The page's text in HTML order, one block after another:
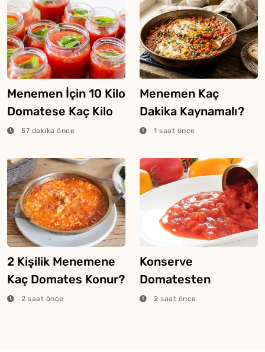
Menemen İçin 10 Kilo
Domatese Kaç Kilo
Biber Konulur?
57 dakika önce
Menemen Kaç
Dakika Kaynamalı?
1 saat önce
2 Kişilik Menemene
Kaç Domates Konur?
2 saat önce
Konserve
Domatesten
Menemen Nasıl
2 saat önce